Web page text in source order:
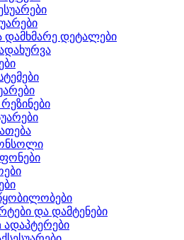
დამხმარე დეტალები
და დამტენები
ადაპტერები